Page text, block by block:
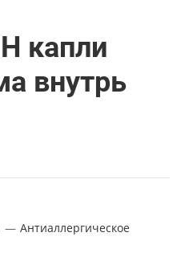
капли
внутрь
— Антиаллергическое